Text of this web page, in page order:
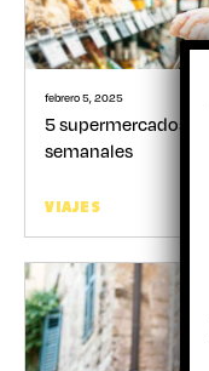
febrero 5, 2025
5 supermercados
semanales
VIAJES